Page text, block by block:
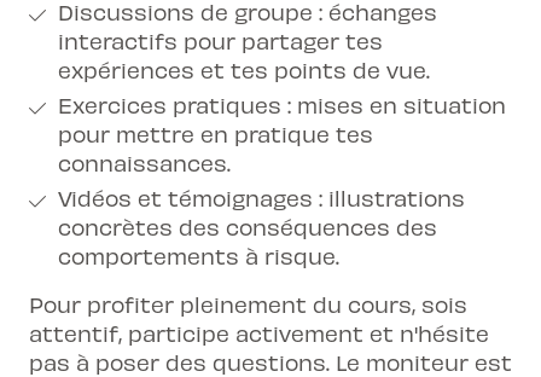
Discussions de groupe : échanges
interactifs pour partager tes
expériences et tes points de vue.
Exercices pratiques : mises en situation
pour mettre en pratique tes
connaissances.
Vidéos et témoignages : illustrations
concrètes des conséquences des
comportements à risque.
Pour profiter pleinement du cours, sois
attentif, participe activement et n'hésite
pas à poser des questions. Le moniteur est